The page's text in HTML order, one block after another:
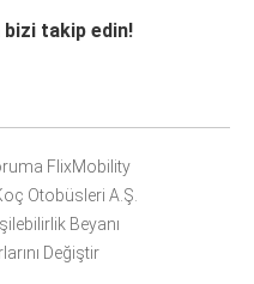
bizi takip edin!
FlixMobility
Otobüsleri A.Ş.
Beyanı
Değiştir